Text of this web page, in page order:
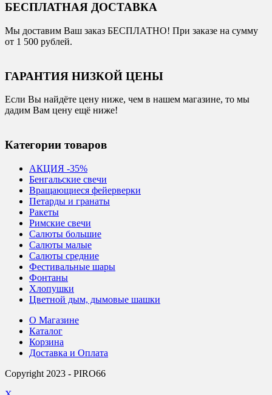
БЕСПЛАТНАЯ ДОСТАВКА
Мы доставим Ваш заказ БЕСПЛАТНО! При заказе на сумму
от 1 500 рублей.
ГАРАНТИЯ НИЗКОЙ ЦЕНЫ
Если Вы найдёте цену ниже, чем в нашем магазине, то мы
дадим Вам цену ещё ниже!
Категории товаров
АКЦИЯ -35%
Бенгальские свечи
Вращающиеся фейерверки
Петарды и гранаты
Ракеты
Римские свечи
Салюты большие
Салюты малые
Салюты средние
Фестивальные шары
Фонтаны
Хлопушки
Цветной дым, дымовые шашки
О Магазине
Каталог
Корзина
Доставка и Оплата
Copyright 2023 - PIRO66